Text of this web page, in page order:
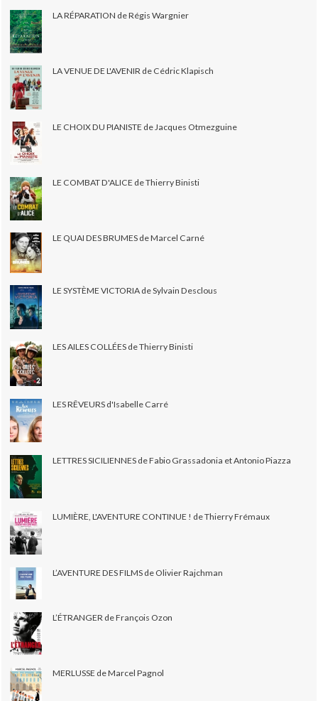
LA RÉPARATION de Régis Wargnier
LA VENUE DE L'AVENIR de Cédric Klapisch
LE CHOIX DU PIANISTE de Jacques Otmezguine
LE COMBAT D'ALICE de Thierry Binisti
LE QUAI DES BRUMES de Marcel Carné
LE SYSTÈME VICTORIA de Sylvain Desclous
LES AILES COLLÉES de Thierry Binisti
LES RÊVEURS d'Isabelle Carré
LETTRES SICILIENNES de Fabio Grassadonia et Antonio Piazza
LUMIÈRE, L'AVENTURE CONTINUE ! de Thierry Frémaux
L’AVENTURE DES FILMS de Olivier Rajchman
L’ÉTRANGER de François Ozon
MERLUSSE de Marcel Pagnol